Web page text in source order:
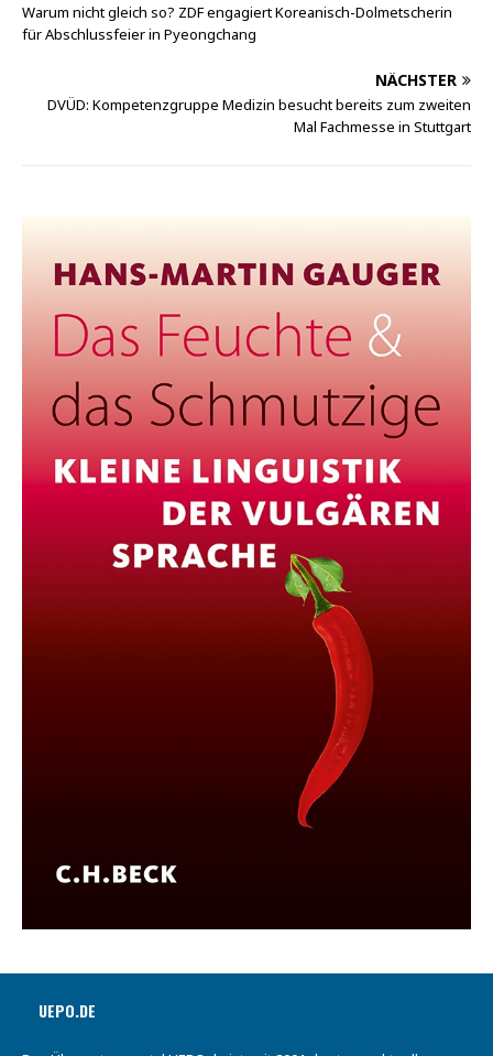
Warum nicht gleich so? ZDF engagiert Koreanisch-Dolmetscherin
für Abschlussfeier in Pyeongchang
NÄCHSTER
DVÜD: Kompetenzgruppe Medizin besucht bereits zum zweiten
Mal Fachmesse in Stuttgart
UEPO.DE